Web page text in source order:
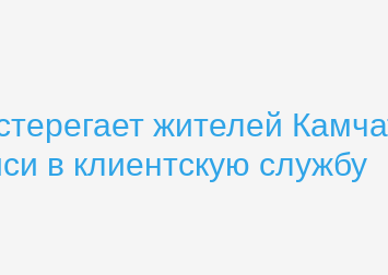
жителей
в клиентскую службу